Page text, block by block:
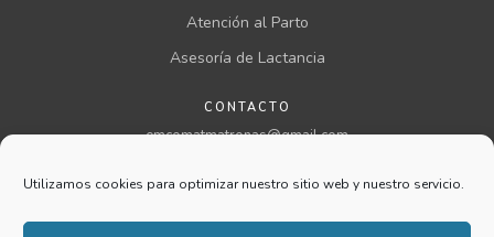
Utilizamos cookies para optimizar nuestro sitio web y nuestro servicio.
Atención al Parto
Asesoría de Lactancia
CONTACTO
emcomatmatronas@gmail.com
@comatmatronas